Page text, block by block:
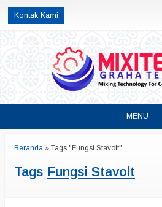
Kontak Kami
MENU
Beranda » Tags "Fungsi Stavolt"
Tags Fungsi Stavolt